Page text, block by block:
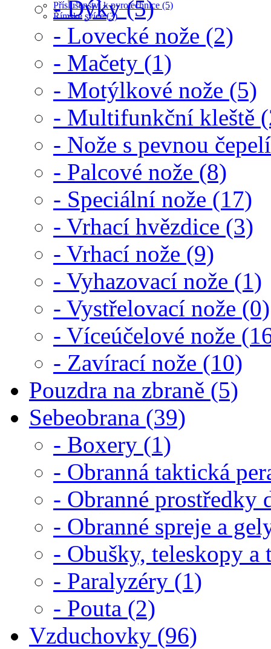
Příslušenství k pyrotechnice (5)
Římské svíce (3)
- Dýky (5)
- Lovecké nože (2)
- Mačety (1)
- Motýlkové nože (5)
- Multifunkční kleště
- Nože s pevnou
- Palcové nože (8)
- Speciální nože (17)
- Vrhací hvězdice (3)
- Vrhací nože (9)
- Vyhazovací nože (1)
- Vystřelovací nože (0)
- Víceúčelové nože
- Zavírací nože (10)
Pouzdra na zbraně (5)
Sebeobrana (39)
- Boxery (1)
- Obranná taktická
- Obranné
- Obranné spreje a
- Obušky, teleskopy
- Paralyzéry (1)
- Pouta (2)
Vzduchovky (96)